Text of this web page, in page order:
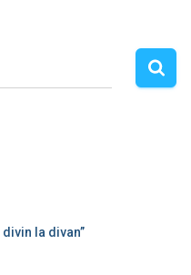
la divan”